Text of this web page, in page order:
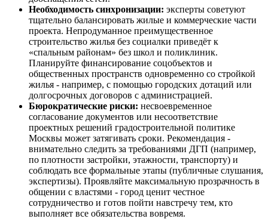
Необходимость синхронизации: эксперты советуют
тщательно балансировать жилые и коммерческие части
проекта. Непродуманное преимущественное
строительство жилья без социалки приведёт к
«спальным районам» без школ и поликлиник.
Планируйте финансирование соцобъектов и
общественных пространств одновременно со стройкой
жилья - например, с помощью городских дотаций или
долгосрочных договоров с администрацией.
Бюрократические риски: несвоевременное
согласование документов или несоответствие
проектных решений градостроительной политике
Москвы может затягивать сроки. Рекомендация -
внимательно следить за требованиями ДГП (например,
по плотности застройки, этажности, транспорту) и
соблюдать все формальные этапы (публичные слушания,
экспертизы). Проявляйте максимальную прозрачность в
общении с властями - город ценит честное
сотрудничество и готов пойти навстречу тем, кто
выполняет все обязательства вовремя.